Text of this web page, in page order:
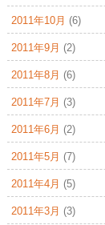
2011年10月 (6)
2011年9月 (2)
2011年8月 (6)
2011年7月 (3)
2011年6月 (2)
2011年5月 (7)
2011年4月 (5)
2011年3月 (3)